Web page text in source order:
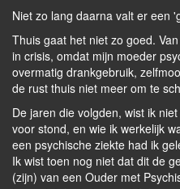
Niet zo lang daarna valt er een
Thuis gaat het niet zo goed.
in crisis, omdat mijn moeder
overmatig drankgebruik,
de rust thuis niet meer om te
De jaren die volgden, wist ik
voor stond, en wie ik werkelijk
een psychische ziekte had ik
Ik wist toen nog niet dat dit de
(zijn) van een Ouder met